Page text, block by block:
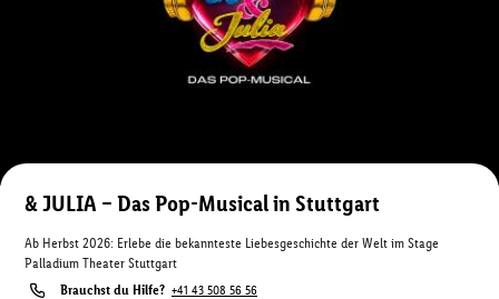
& JULIA – Das Pop-Musical in Stuttgart
Ab Herbst 2026: Erlebe die bekannteste Liebesgeschichte der Welt im Stage
Palladium Theater Stuttgart
Brauchst du Hilfe? +41 43 508 56 56